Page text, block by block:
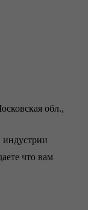
обл.,
индустрии
что вам